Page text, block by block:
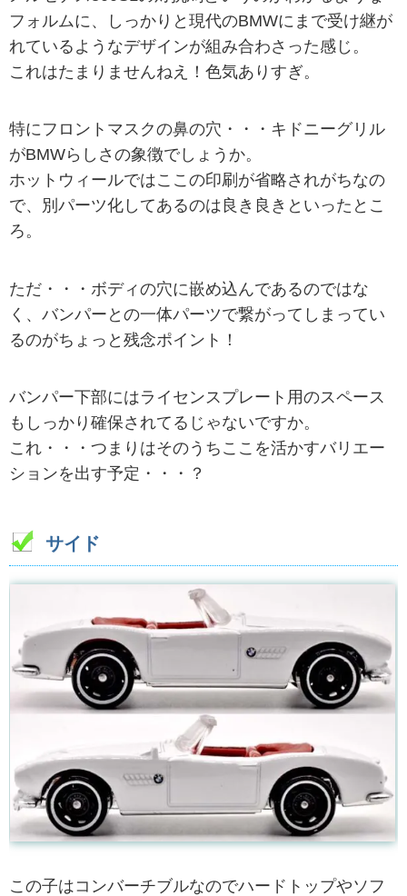
フォルムに、しっかりと現代のBMWにまで受け継が
れているようなデザインが組み合わさった感じ。
これはたまりませんねえ！色気ありすぎ。
特にフロントマスクの鼻の穴・・・キドニーグリル
がBMWらしさの象徴でしょうか。
ホットウィールではここの印刷が省略されがちなの
で、別パーツ化してあるのは良き良きといったとこ
ろ。
ただ・・・ボディの穴に嵌め込んであるのではな
く、バンパーとの一体パーツで繋がってしまってい
るのがちょっと残念ポイント！
バンパー下部にはライセンスプレート用のスペース
もしっかり確保されてるじゃないですか。
これ・・・つまりはそのうちここを活かすバリエー
ションを出す予定・・・？
サイド
この子はコンバーチブルなのでハードトップやソフ